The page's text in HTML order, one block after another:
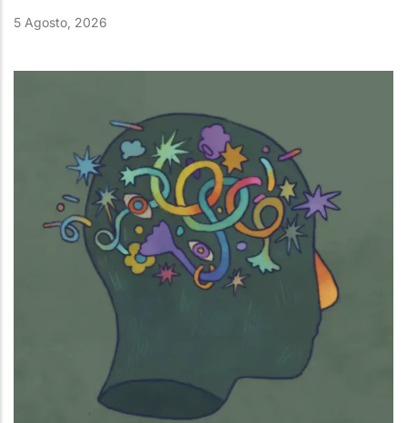
5 Agosto, 2026